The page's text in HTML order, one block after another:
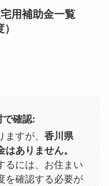
用補助金一覧
で確認:
すが、 香川県
はありません。
るには、お住まい
を確認する必要が